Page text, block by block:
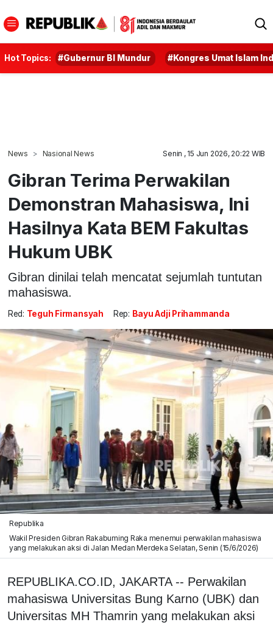
Hot Topics: #Gubernur BI Mundur #Kongres Umat Islam
News Nasional News Senin , 15 Jun 2026, 20:22 WIB
Gibran Terima Perwakilan
Demonstran Mahasiswa, Ini
Hasilnya Kata BEM Fakultas
Hukum UBK
Gibran dinilai telah mencatat sejumlah tuntutan
mahasiswa.
Red: Teguh Firmansyah Rep: Bayu Adji Prihammanda
Republika
Wakil Presiden Gibran Rakabuming Raka menemui perwakilan mahasiswa
yang melakukan aksi di Jalan Medan Merdeka Selatan, Senin (15/6/2026)
REPUBLIKA.CO.ID, JAKARTA -- Perwakilan
mahasiswa Universitas Bung Karno (UBK) dan
Universitas MH Thamrin yang melakukan aksi